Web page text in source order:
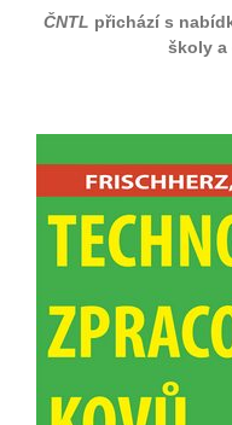
ČNTL přichází s
školy a